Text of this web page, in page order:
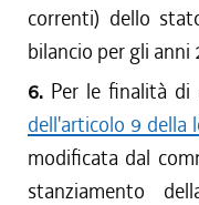
correnti) dello
bilancio per gli
6. Per le finalità di
dell'articolo 9 della
modificata dal
stanziamento